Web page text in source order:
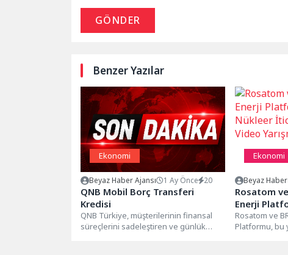
GÖNDER
Benzer Yazılar
Ekonomi
Beyaz Haber Ajansı 1 Ay Önce 20
QNB Mobil Borç Transferi
Kredisi
QNB Türkiye, müşterilerinin finansal
süreçlerini sadeleştiren ve günlük
Ekonomi
Beyaz
Rosatom
Enerji
Nükleer İtici
Rosatom ve
Platformu, bu